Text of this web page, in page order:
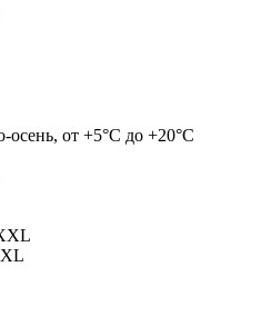
осень, от +5°С до +20°С